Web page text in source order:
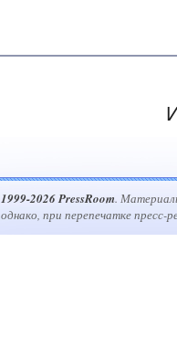
1999-2026 PressRoom.
однако, при перепечатке пресс-